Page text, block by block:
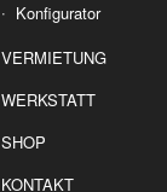
Konfigurator
VERMIETUNG
WERKSTATT
SHOP
KONTAKT